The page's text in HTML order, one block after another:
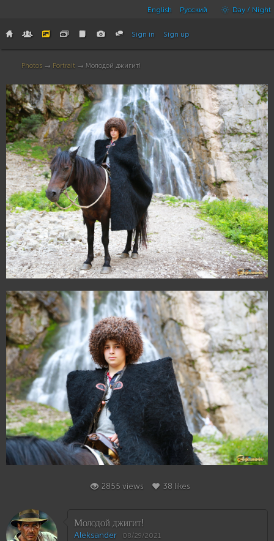
English Русский Day / Night
Sign in Sign up
Photos → Portrait → Молодой джигит!
39
38
2855 views 38 likes
Молодой джигит!
Aleksander 08/29/2021